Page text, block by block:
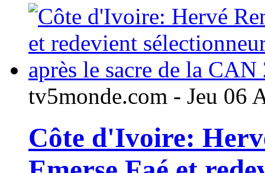
tv5monde.com - Jeu 06
Côte d'Ivoire: